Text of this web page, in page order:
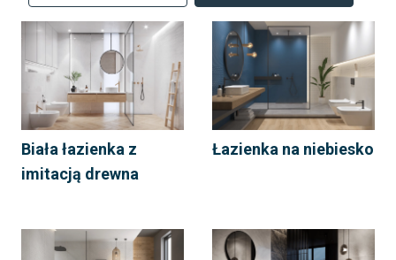
Biała łazienka z
imitacją drewna
Łazienka na niebiesko